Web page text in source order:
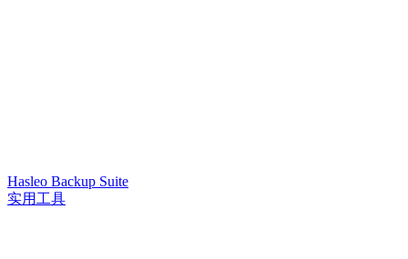
Hasleo Backup Suite
实用工具